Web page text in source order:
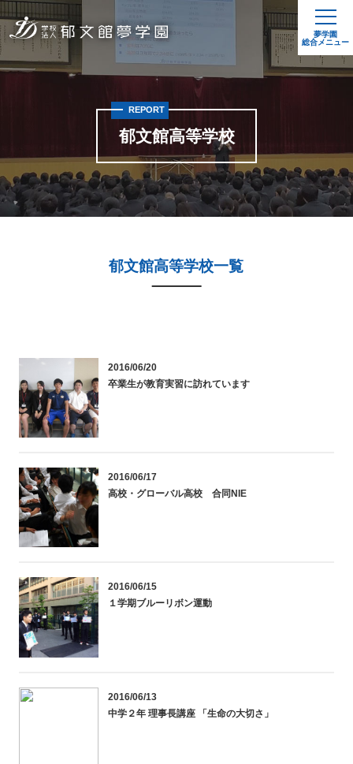
夢学園
総合メニュー
郁文館高等学校
REPORT
郁文館高等学校一覧
2016/06/20
卒業生が教育実習に訪れています
2016/06/17
高校・グローバル高校 合同NIE
2016/06/15
１学期ブルーリボン運動
2016/06/13
中学２年 理事長講座 「生命の大切さ」